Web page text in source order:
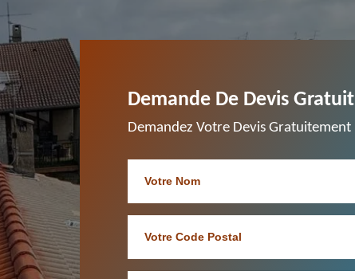
Demande De Devis Gratuit
Demandez Votre Devis Gratuitement